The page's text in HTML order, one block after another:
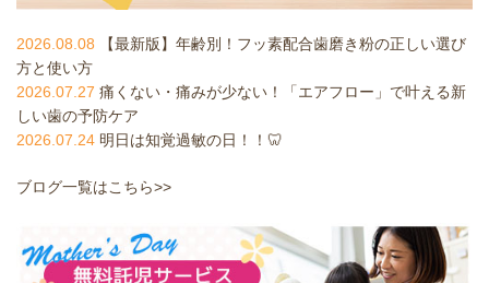
2026.08.08
【最新版】年齢別！フッ素配合歯磨き粉の正しい選び
方と使い方
2026.07.27 痛くない・痛みが少ない！「エアフロー」で叶える新
しい歯の予防ケア
2026.07.24 明日は知覚過敏の日！！🦷
ブログ一覧はこちら>>